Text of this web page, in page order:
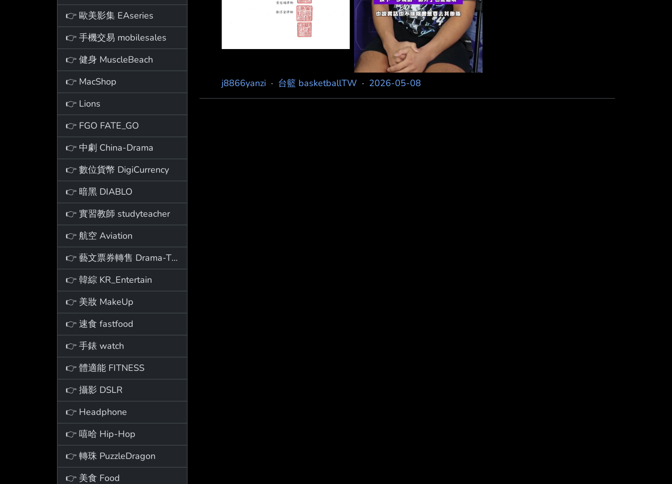
👉 歐美影集 EAseries
👉 手機交易 mobilesales
👉 健身 MuscleBeach
👉 MacShop
👉 Lions
👉 FGO FATE_GO
👉 中劇 China-Drama
👉 數位貨幣 DigiCurrency
👉 暗黑 DIABLO
👉 實習教師 studyteacher
👉 航空 Aviation
👉 藝文票券轉售 Drama-Ticket
👉 韓綜 KR_Entertain
👉 美妝 MakeUp
👉 速食 fastfood
👉 手錶 watch
👉 體適能 FITNESS
👉 攝影 DSLR
👉 Headphone
👉 嘻哈 Hip-Hop
👉 轉珠 PuzzleDragon
👉 美食 Food
j8866yanzi · 台籃 basketballTW · 2026-05-08